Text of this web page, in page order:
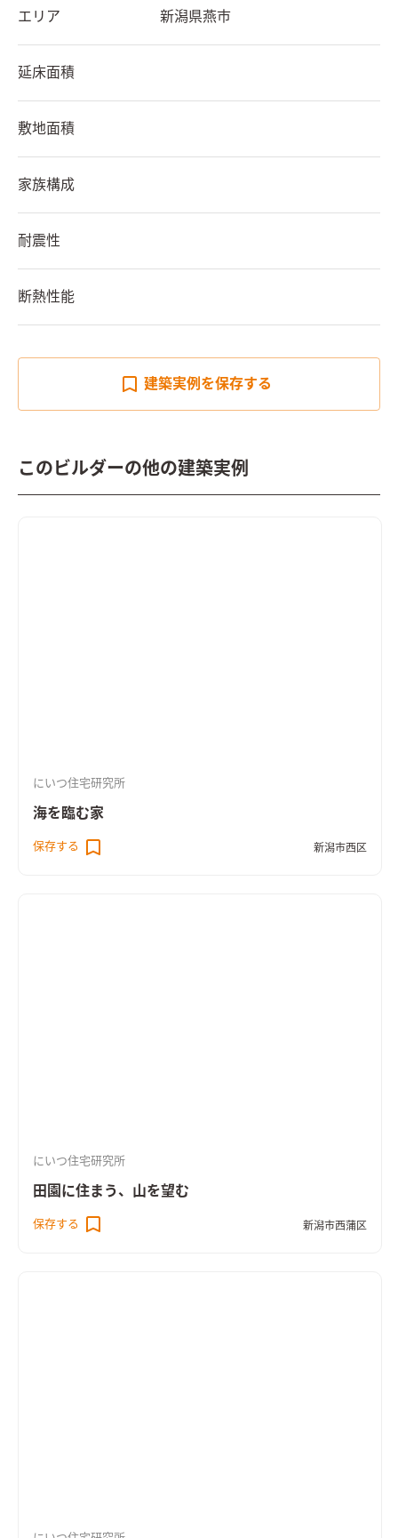
エリア 新潟県燕市
延床面積
敷地面積
家族構成
耐震性
断熱性能
建築実例を保存する
このビルダーの他の建築実例
にいつ住宅研究所
海を臨む家
保存する 新潟市西区
にいつ住宅研究所
田園に住まう、山を望む
保存する 新潟市西蒲区